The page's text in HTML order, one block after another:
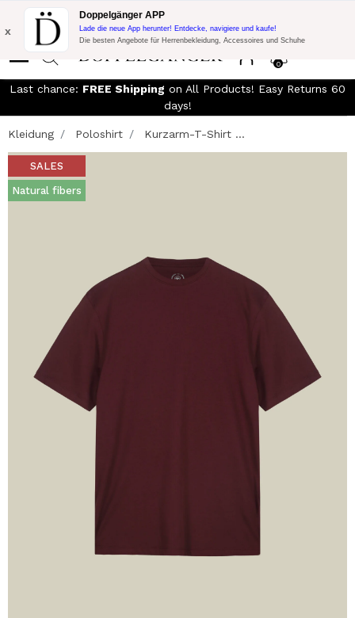
KOSTENLOSER VERSAND!
10% Extra-Rabatt auf 300€ Einkauf mit
Code: DOPPEL300
0
x
Doppelgänger APP
Lade die neue App herunter! Entdecke, navigiere und kaufe!
Die besten Angebote für Herrenbekleidung, Accessoires und Schuhe
Last chance: FREE Shipping on All Products! Easy Returns 60
days!
Kleidung Poloshirt Kurzarm-T-Shirt ...
SALES
Natural fibers